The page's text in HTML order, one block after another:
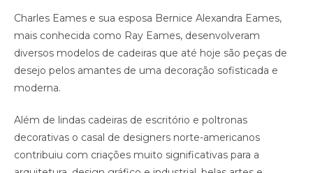
Charles Eames e sua esposa Bernice Alexandra Eames,
mais conhecida como Ray Eames, desenvolveram
diversos modelos de cadeiras que até hoje são peças de
desejo pelos amantes de uma decoração sofisticada e
moderna.
Além de lindas cadeiras de escritório e poltronas
decorativas o casal de designers norte-americanos
contribuiu com criações muito significativas para a